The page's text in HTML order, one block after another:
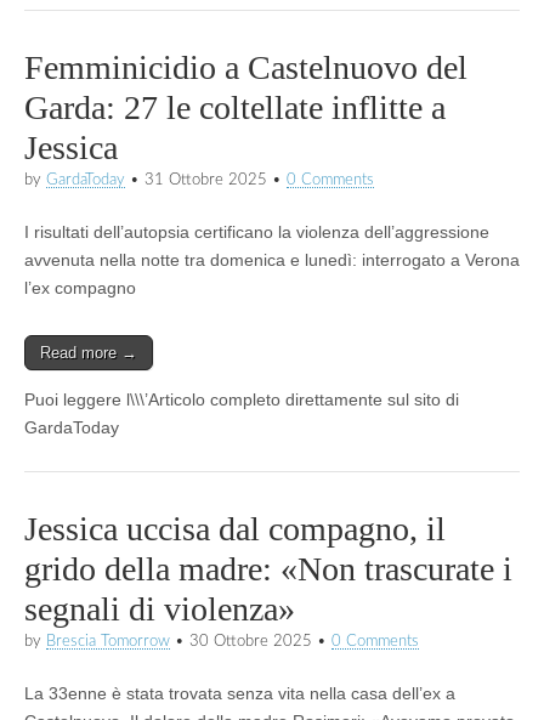
Femminicidio a Castelnuovo del
Garda: 27 le coltellate inflitte a
Jessica
by GardaToday • 31 Ottobre 2025 • 0 Comments
I risultati dell’autopsia certificano la violenza dell’aggressione
avvenuta nella notte tra domenica e lunedì: interrogato a Verona
l’ex compagno
Read more →
Puoi leggere l\\\’Articolo completo direttamente sul sito di
GardaToday
Jessica uccisa dal compagno, il
grido della madre: «Non trascurate i
segnali di violenza»
by Brescia Tomorrow • 30 Ottobre 2025 • 0 Comments
La 33enne è stata trovata senza vita nella casa dell’ex a